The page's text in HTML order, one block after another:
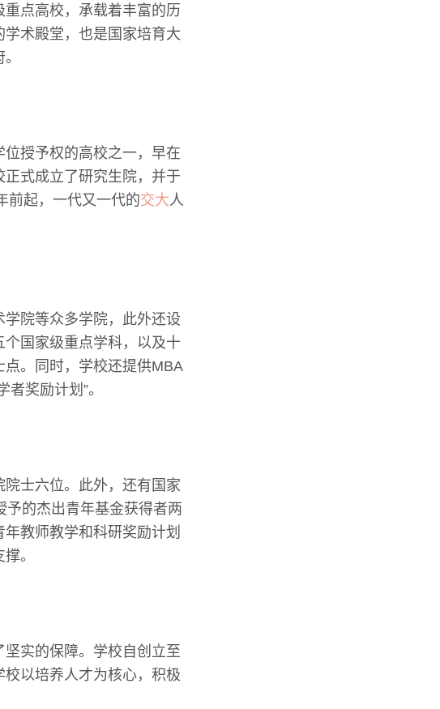
点高校，承载着丰富的历
术殿堂，也是国家培育大
授予权的高校之一，早在
式成立了研究生院，并于
前起，一代又一代的交大人
院等众多学院，此外还设
国家级重点学科，以及十
。同时，学校还提供MBA
奖励计划”。
士六位。此外，还有国家
的杰出青年基金获得者两
教师教学和科研奖励计划
。
实的保障。学校自创立至
以培养人才为核心，积极